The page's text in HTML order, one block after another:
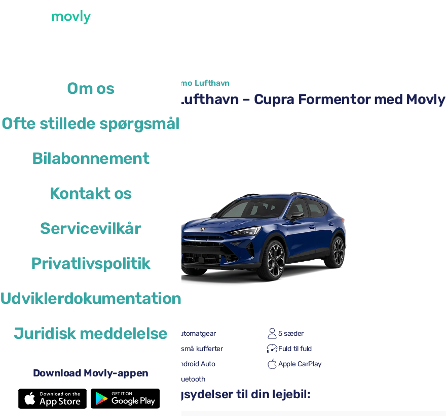
Om os
Ofte stillede spørgsmål
Bilabonnement
Kontakt os
Servicevilkår
Privatlivspolitik
Udviklerdokumentation
Juridisk meddelelse
Download Movly-appen
←Alle tilgængelige biler i Bergamo Lufthavn
Billeje i Bergamo Lufthavn – Cupra Formentor med Movly
eller lignende
4 døre Automatgear
5 sæder
2 små kufferter
Fuld til fuld
Android Auto
Apple CarPlay
Bakkamera
Bluetooth
Tilføj praktiske tillægsydelser til din lejebil: